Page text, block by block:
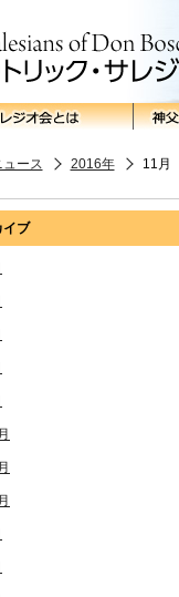
ュース 2016年 11月
イブ